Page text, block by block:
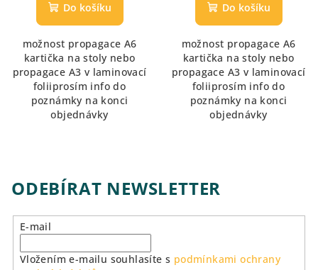
Do košíku
možnost propagace A6
kartička na stoly nebo
propagace A3 v laminovací
foliiprosím info do
poznámky na konci
objednávky
Do košíku
možnost propagace A6
kartička na stoly nebo
propagace A3 v laminovací
foliiprosím info do
poznámky na konci
objednávky
ODEBÍRAT NEWSLETTER
E-mail
Vložením e-mailu souhlasíte s podmínkami ochrany